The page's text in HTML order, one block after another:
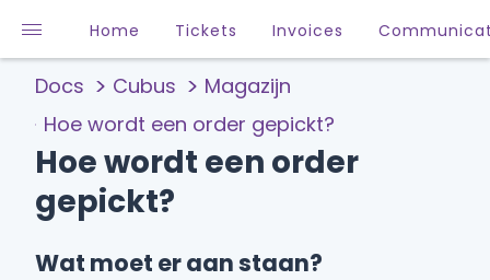
Home Tickets Invoices
Docs Cubus
Magazijn
Hoe wordt een order gepickt?
Hoe wordt een order
gepickt?
Wat moet er aan staan?